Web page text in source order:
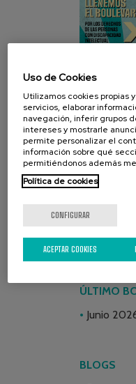
REDES
ÚLTIMO
Junio
BLOGS
Uso de Cookies
Utilizamos cookies propias
servicios, elaborar
navegación, inferir grupos
intereses y mostrarle
permite personalizar el
información sobre qué
permitiéndonos además
Política de cookies
CONFIGURAR
ACEPTAR COOKIES